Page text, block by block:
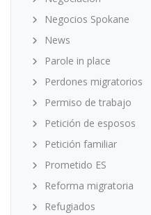
Negocios Spokane
News
Parole in place
Perdones migratorios
Permiso de trabajo
Petición de esposos
Petición familiar
Prometido ES
Reforma migratoria
Refugiados